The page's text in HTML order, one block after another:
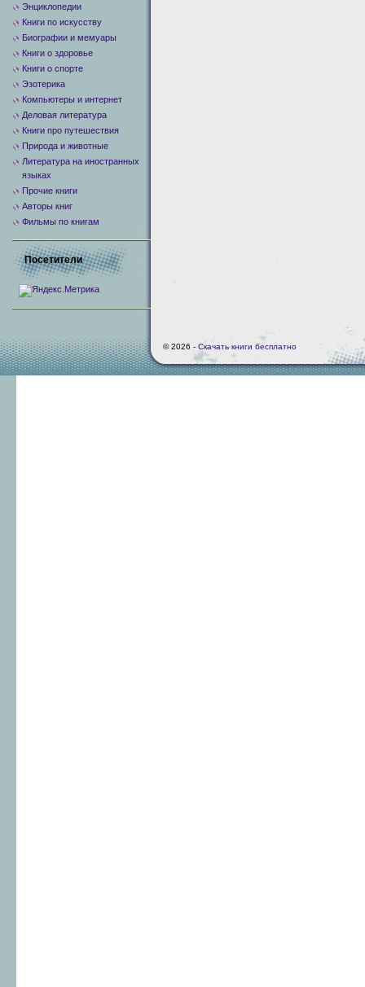
Энциклопедии
Книги по искусству
Биографии и мемуары
Книги о здоровье
Книги о спорте
Эзотерика
Компьютеры и интернет
Деловая литература
Книги про путешествия
Природа и животные
Литература на иностранных
языках
Прочие книги
Авторы книг
Фильмы по книгам
Посетители
© 2026 - Скачать книги бесплатно